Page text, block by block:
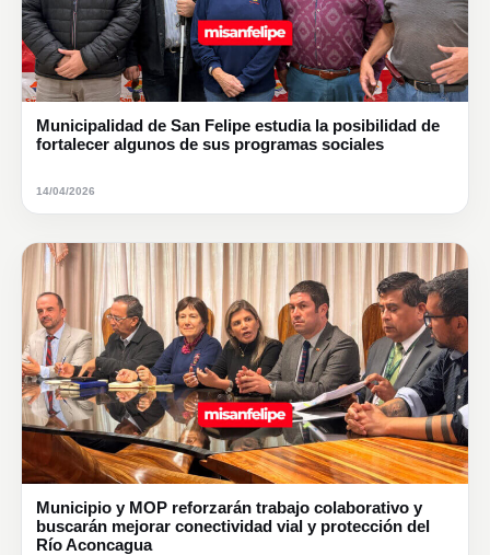
Municipalidad de San Felipe estudia la posibilidad de
fortalecer algunos de sus programas sociales
14/04/2026
Municipio y MOP reforzarán trabajo colaborativo y
buscarán mejorar conectividad vial y protección del
Río Aconcagua